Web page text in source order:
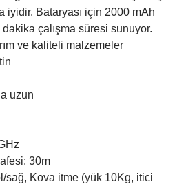
iyidir. Bataryası için 2000 mAh
çalışma süresi sunuyor.
ve kaliteli malzemeler
uzun
30m
sağ, Kova itme (yük 10Kg, itici